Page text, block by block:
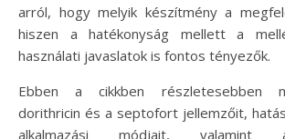
arról, hogy melyik készítmény a
hiszen a hatékonyság mellett a
használati javaslatok is fontos tényezők.
Ebben a cikkben részletesebben
dorithricin és a septofort jellemzőit,
alkalmazási módjait, valamint